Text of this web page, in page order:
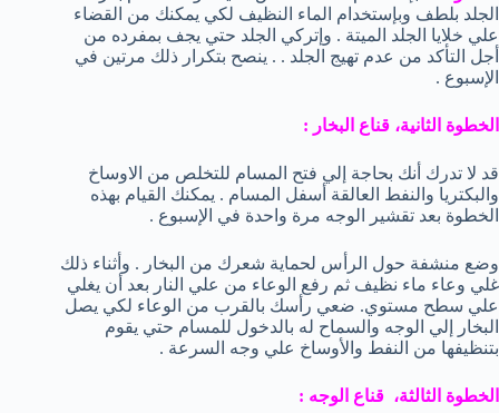
الجلد بلطف وبإستخدام الماء النظيف لكي يمكنك من القضاء
علي خلايا الجلد الميتة . وإتركي الجلد حتي يجف بمفرده من
أجل التأكد من عدم تهيج الجلد . . ينصح بتكرار ذلك مرتين في
الإسبوع .
الخطوة الثانية، قناع البخار :
قد لا تدرك أنك بحاجة إلي فتح المسام للتخلص من الاوساخ
والبكتريا والنفط العالقة أسفل المسام . يمكنك القيام بهذه
الخطوة بعد تقشير الوجه مرة واحدة في الإسبوع .
وضع منشفة حول الرأس لحماية شعرك من البخار . وأثناء ذلك
غلي وعاء ماء نظيف ثم رفع الوعاء من علي النار بعد أن يغلي
علي سطح مستوي. ضعي رأسك بالقرب من الوعاء لكي يصل
البخار إلي الوجه والسماح له بالدخول للمسام حتي يقوم
بتنظيفها من النفط والأوساخ علي وجه السرعة .
الخطوة الثالثة، قناع الوجه :